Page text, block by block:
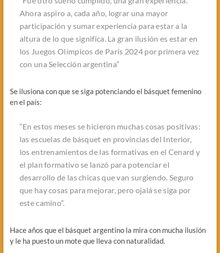
Ahora aspiro a, cada año, lograr una mayor
participación y sumar experiencia para estar a la
altura de lo que significa. La gran ilusión es estar en
los Juegos Olímpicos de París 2024 por primera vez
con una Selección argentina”
Se ilusiona con que se siga potenciando el básquet femenino
en el país:
“En estos meses se hicieron muchas cosas positivas:
las escuelas de básquet en provincias del Interior,
los entrenamientos de las formativas en el Cenard y
el plan formativo se lanzó para potenciar el
desarrollo de las chicas que van surgiendo. Seguro
que hay cosas para mejorar, pero ojalá se siga por
este camino”.
Hace años que el básquet argentino la mira con mucha ilusión
y le ha puesto un mote que lleva con naturalidad.